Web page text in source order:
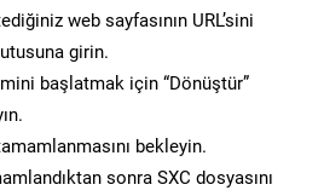
web sayfasının URL’sini
girin.
başlatmak için “Dönüştür”
bekleyin.
sonra SXC dosyasını